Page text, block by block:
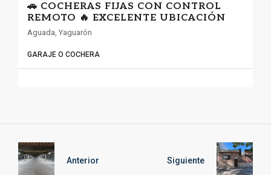
🚗 COCHERAS FIJAS CON CONTROL
REMOTO 🔥 EXCELENTE UBICACIÓN
Aguada, Yaguarón
GARAJE O COCHERA
Anterior Siguiente